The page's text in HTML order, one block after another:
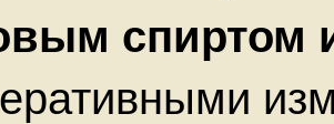
спиртом